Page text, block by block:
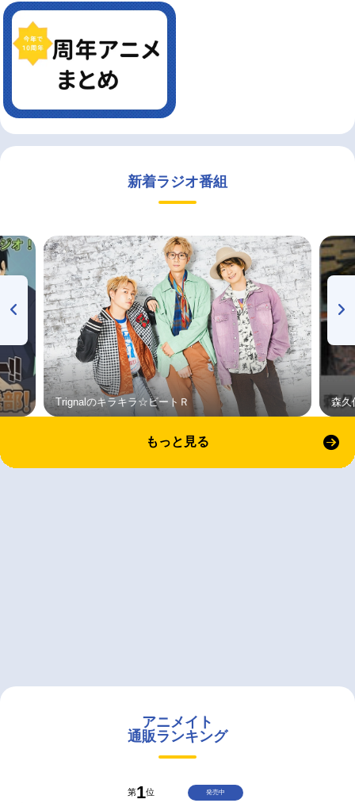
新着ラジオ番組
Trignalのキラキラ☆ビートＲ 森久
もっと見る
アニメイト
通販ランキング
第1位 発売中